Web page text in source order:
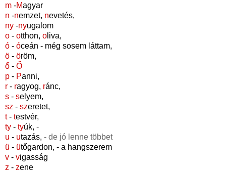
m -Magyar
n -nemzet, nevetés,
ny -nyugalom
o - otthon, o liva,
ó - óceán - még sosem láttam,
ö - öröm,
ő - Ő
p - Panni,
r - ragyog, ránc,
s - selyem,
sz - szeretet,
t- testvér,
ty - tyúk, -
u - utazás, - de jó lenne többet
ü - ütőgardon, - a hangszerem
v - vigasság
z - zene